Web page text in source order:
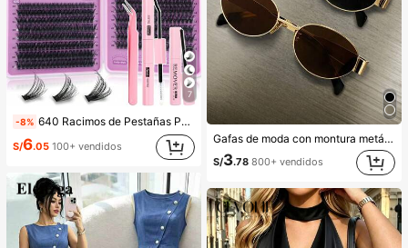
7
-8% 640 Racimos de Pestañas Postizas de Visón Sintético DIY, Rizo D, Densas & Esponjosas, Longitud Mixta de 8-16mm, Efecto Llamativo, Adecuadas para Diversos Looks de Maquillaje. Pegamento, Removedor, Pinzas Pueden Seleccionarse Según las Necesidades. Ligeras & Reutilizables, Alta Relación Costo-Rendimiento, Adecuadas para Principiantes, Aplicables a Múltiples Ocasiones, Uso Diario
S/6.05 100+ vendidos
Gafas de moda con montura metálica ovalada/poligonal (media montura), adecuadas para uso diario y actividades al aire libre
S/3.78 800+ vendidos